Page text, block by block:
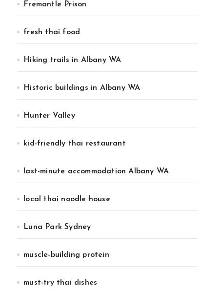
Fremantle Prison
fresh thai food
Hiking trails in Albany WA
Historic buildings in Albany WA
Hunter Valley
kid-friendly thai restaurant
last-minute accommodation Albany WA
local thai noodle house
Luna Park Sydney
muscle-building protein
must-try thai dishes